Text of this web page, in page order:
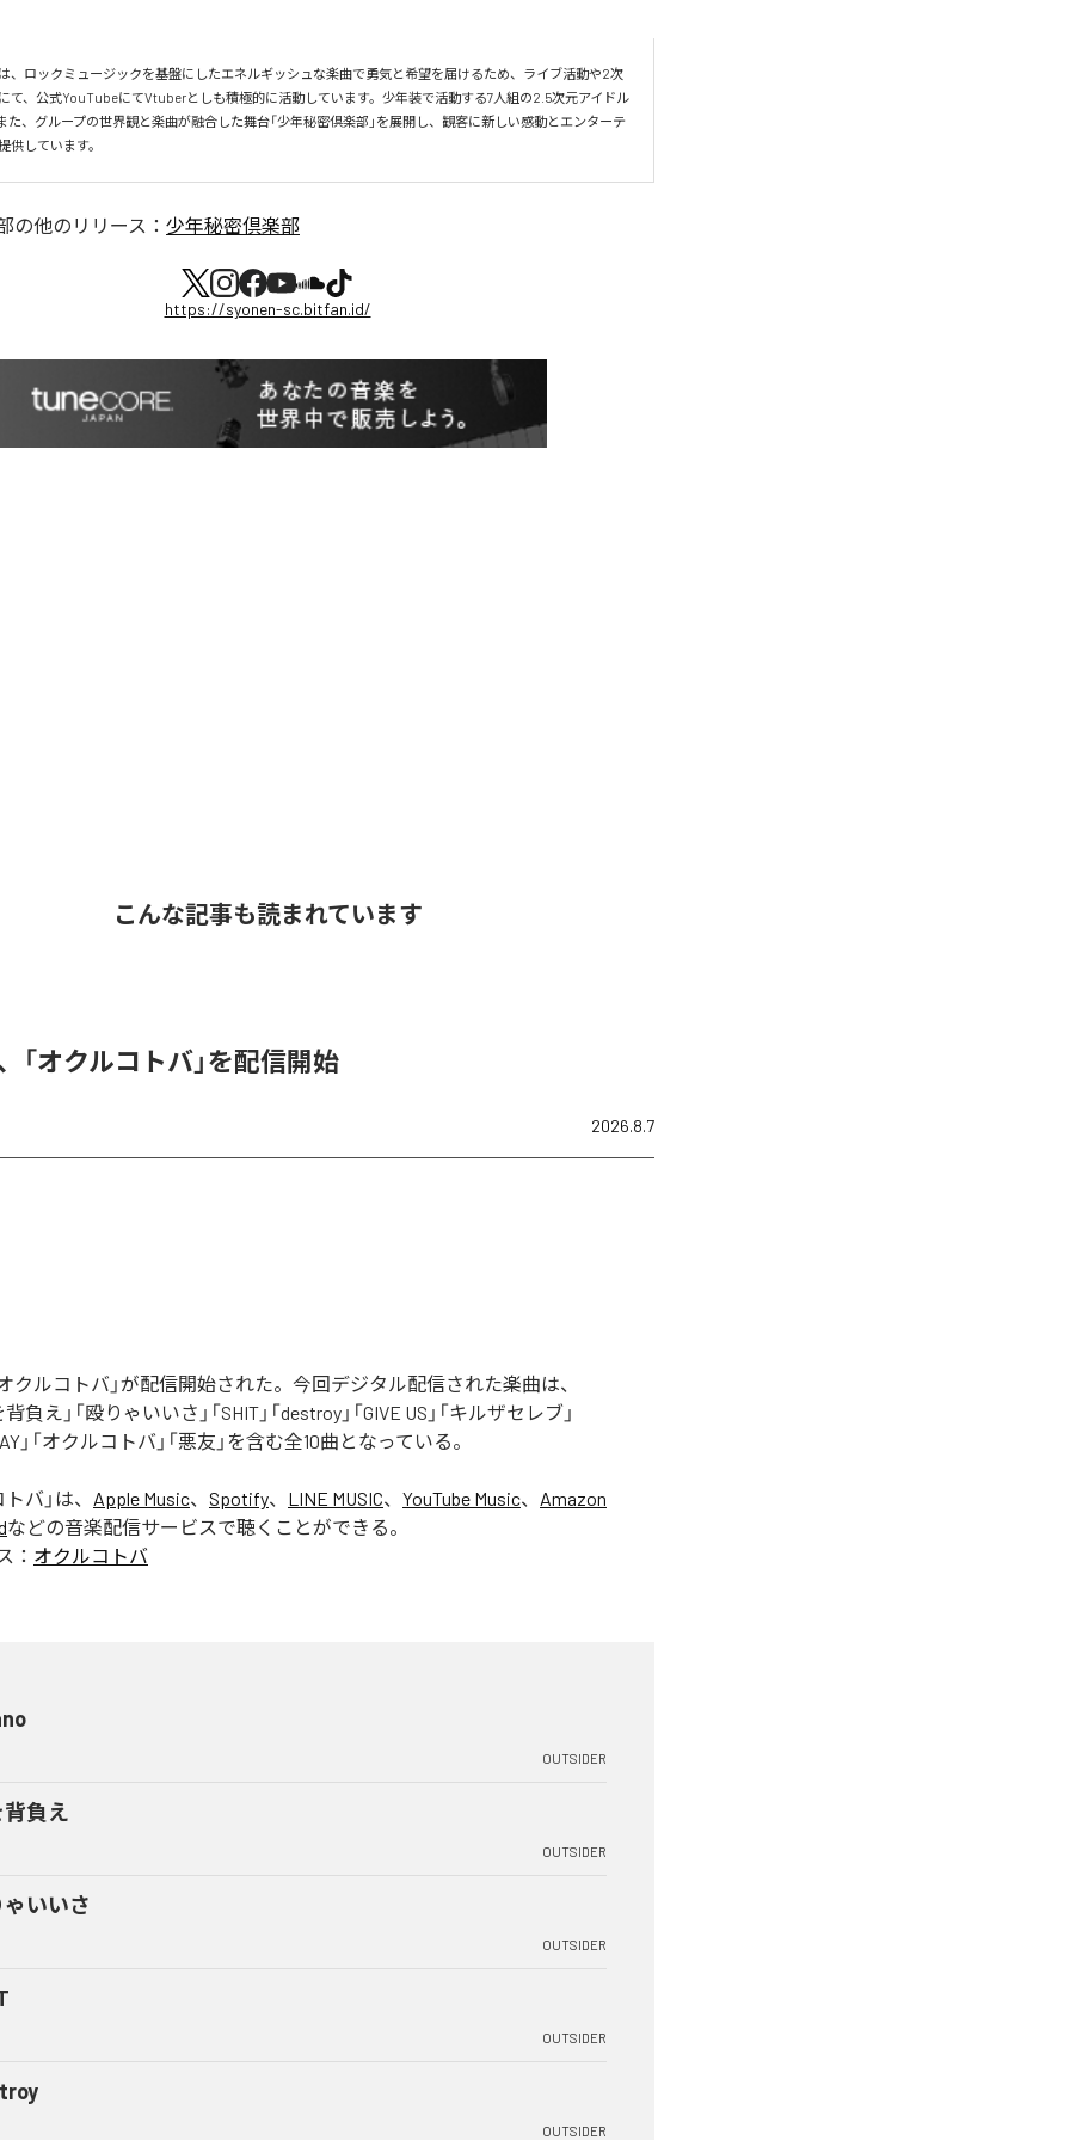
、ロックミュージックを基盤にしたエネルギッシュな楽曲で勇気と希望を届けるため、ライブ活動や2次
て、公式YouTubeにてVtuberとしも積極的に活動しています。少年装で活動する7人組の2.5次元アイドル
た、グループの世界観と楽曲が融合した舞台「少年秘密倶楽部」を展開し、観客に新しい感動とエンターテ
供しています。
の他のリリース： 少年秘密倶楽部
https://syonen-sc.bitfan.id/
こんな記事も読まれています
「オクルコトバ」を配信開始
2026.8.7
オクルコトバ」が配信開始された。今回デジタル配信された楽曲は、
背負え」「殴りゃいいさ」「SHIT」「destroy」「GIVE US」「キルザセレブ」
」「オクルコトバ」「悪友」を含む全10曲となっている。
トバ 」は、 Apple Music、 Spotify、 LINE MUSIC、 YouTube Music、 Amazon
などの音楽配信サービスで聴くことができる。
： オクルコトバ
OUTSIDER
負え
OUTSIDER
いいさ
OUTSIDER
OUTSIDER
OUTSIDER